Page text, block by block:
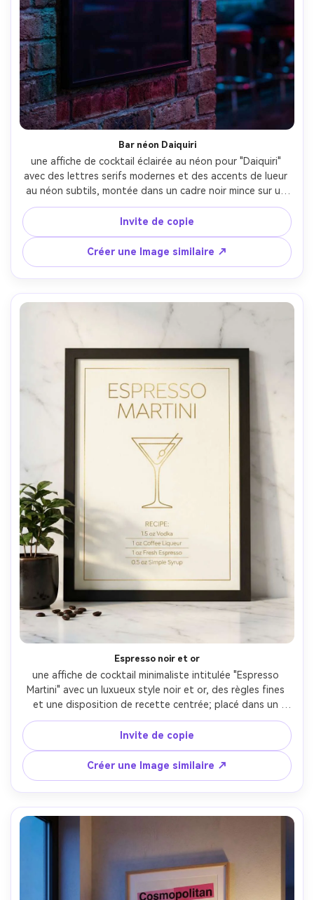
Bar néon Daiquiri
une affiche de cocktail éclairée au néon pour "Daiquiri"
avec des lettres serifs modernes et des accents de lueur
au néon subtils, montée dans un cadre noir mince sur un
mur de briques; L'arrière-plan comprend une signalisation
néon floue et des tabourets de bar; Éclairage pratique
bleu et magenta, lumière de jante sur le cadre; Sony A7S
III, 85mm; Découpe verticale serrée, ambiance
cinématographique, ombres réalistes, typographie nette,
haute résolution, prêt à imprimer 300 DPI- -ar 4:5
Invite de copie
Créer une Image similaire ↗
Espresso noir et or
une affiche de cocktail minimaliste intitulée "Espresso
Martini" avec un luxueux style noir et or, des règles fines
et une disposition de recette centrée; placé dans un
cadre noir mat appuyé sur un comptoir en marbre avec
une petite plante de café; Stroboscope studio doux et
remplissage de rebond; Nikon D850, 60mm; composition
frontale propre, ambiance cadeau premium, fibres de
papier photoréalistes, haute résolution, 300 DPI prêts à
l'impression, éclairage cinématographique doux-AR 4:5
Invite de copie
Créer une Image similaire ↗
Créez des images IA
à l’infini. 100 %
gratuit!
Créer Gratuitement →